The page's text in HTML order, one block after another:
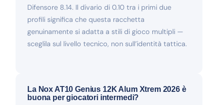
Difensore 8.14. Il divario di 0.10 tra i primi due
profili significa che questa racchetta
genuinamente si adatta a stili di gioco multipli —
sceglila sul livello tecnico, non sull’identità tattica.
La Nox AT10 Genius 12K Alum Xtrem 2026 è
buona per giocatori intermedi?